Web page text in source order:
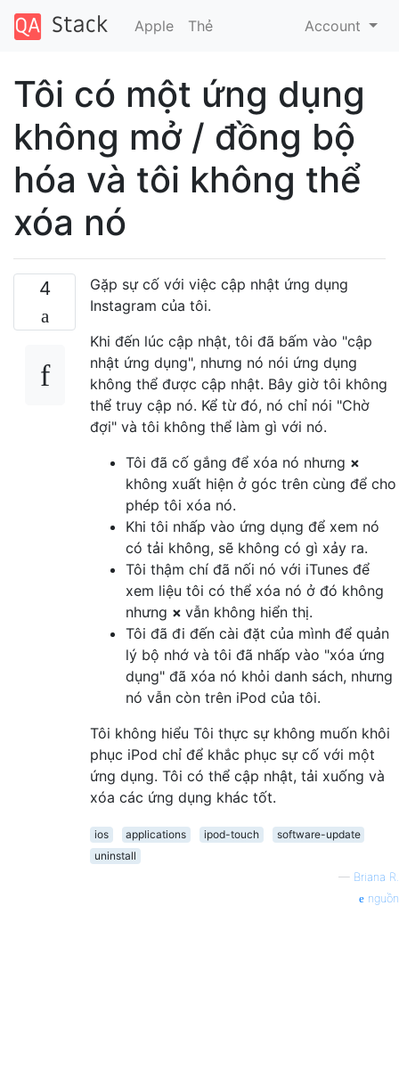
Apple Thẻ Account
Tôi có một ứng dụng
không mở / đồng bộ
hóa và tôi không thể
xóa nó
4
Gặp sự cố với việc cập nhật ứng dụng
Instagram của tôi.
Khi đến lúc cập nhật, tôi đã bấm vào "cập
nhật ứng dụng", nhưng nó nói ứng dụng
không thể được cập nhật. Bây giờ tôi không
thể truy cập nó. Kể từ đó, nó chỉ nói "Chờ
đợi" và tôi không thể làm gì với nó.
Tôi đã cố gắng để xóa nó nhưng ×
không xuất hiện ở góc trên cùng để cho
phép tôi xóa nó.
Khi tôi nhấp vào ứng dụng để xem nó
có tải không, sẽ không có gì xảy ra.
Tôi thậm chí đã nối nó với iTunes để
xem liệu tôi có thể xóa nó ở đó không
nhưng × vẫn không hiển thị.
Tôi đã đi đến cài đặt của mình để quản
lý bộ nhớ và tôi đã nhấp vào "xóa ứng
dụng" đã xóa nó khỏi danh sách, nhưng
nó vẫn còn trên iPod của tôi.
Tôi không hiểu Tôi thực sự không muốn khôi
phục iPod chỉ để khắc phục sự cố với một
ứng dụng. Tôi có thể cập nhật, tải xuống và
xóa các ứng dụng khác tốt.
ios applications ipod-touch
software-update
uninstall
— Briana R.
nguồn